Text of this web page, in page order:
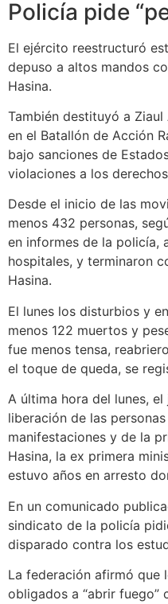
Policía pide
El ejército reestructuró
depuso a altos mandos
Hasina.
También destituyó a
en el Batallón de Acción
bajo sanciones de
violaciones a los
Desde el inicio de las
menos 432 personas,
en informes de la policía,
hospitales, y terminaron
Hasina.
El lunes los disturbios y
menos 122 muertos y
fue menos tensa,
el toque de queda, se
A última hora del lunes,
liberación de las
manifestaciones y de la
Hasina, la ex primera
estuvo años en arresto
En un comunicado
sindicato de la policía
disparado contra los
La federación afirmó que
obligados a “abrir fuego”